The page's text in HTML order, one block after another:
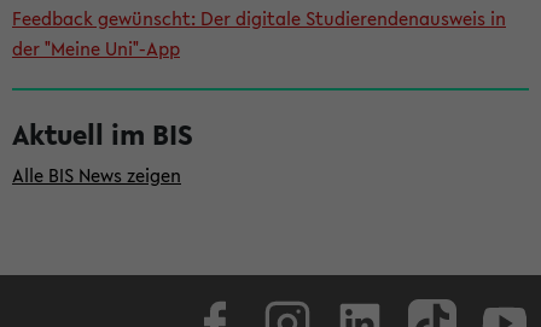
e
i
s
t
e
Feedback gewünscht: Der digitale Studierendenausweis in
der "Meine Uni"-App
Aktuell im BIS
Alle BIS News zeigen